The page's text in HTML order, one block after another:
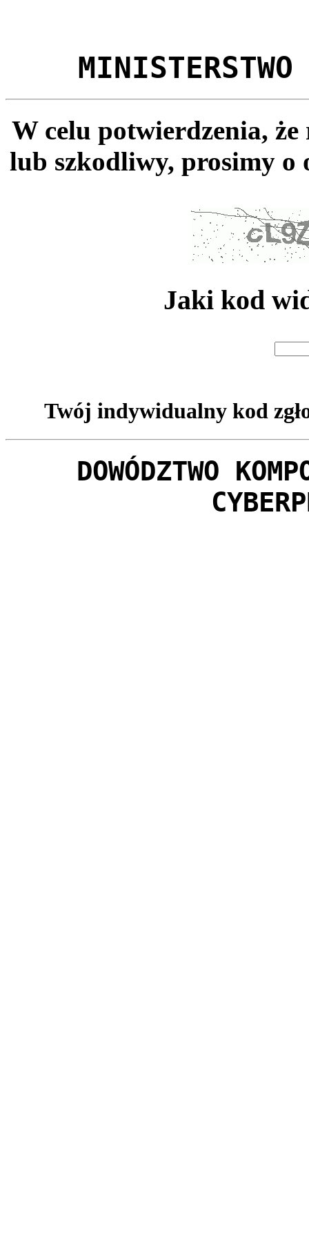
MINISTERSTWO
W celu potwierdzenia,
lub szkodliwy, prosimy o
Jaki kod
Twój indywidualny kod
DOWÓDZTWO